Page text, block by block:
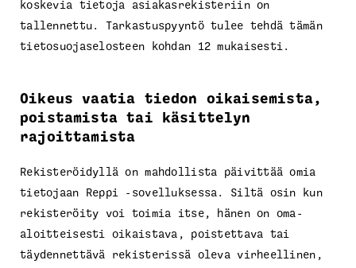
koskevia tietoja asiakasrekisteriin on
tallennettu. Tarkastuspyyntö tulee tehdä tämän
tietosuojaselosteen kohdan 12 mukaisesti.
Oikeus vaatia tiedon oikaisemista,
poistamista tai käsittelyn
rajoittamista
Rekisteröidyllä on mahdollista päivittää omia
tietojaan Reppi -sovelluksessa. Siltä osin kun
rekisteröity voi toimia itse, hänen on oma-
aloitteisesti oikaistava, poistettava tai
täydennettävä rekisterissä oleva virheellinen,